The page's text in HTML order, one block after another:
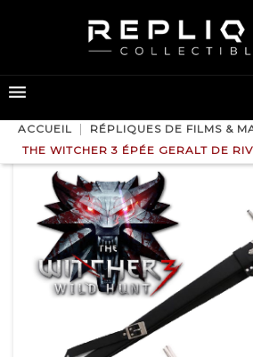
ACCUEIL
RÉPLIQUES DE FILMS &
THE WITCHER 3 ÉPÉE GERALT DE RIV